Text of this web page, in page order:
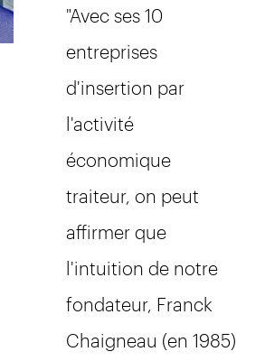
"Avec ses 10
entreprises
d'insertion par
l'activité
économique
traiteur, on peut
affirmer que
l'intuition de notre
fondateur, Franck
Chaigneau (en 1985)